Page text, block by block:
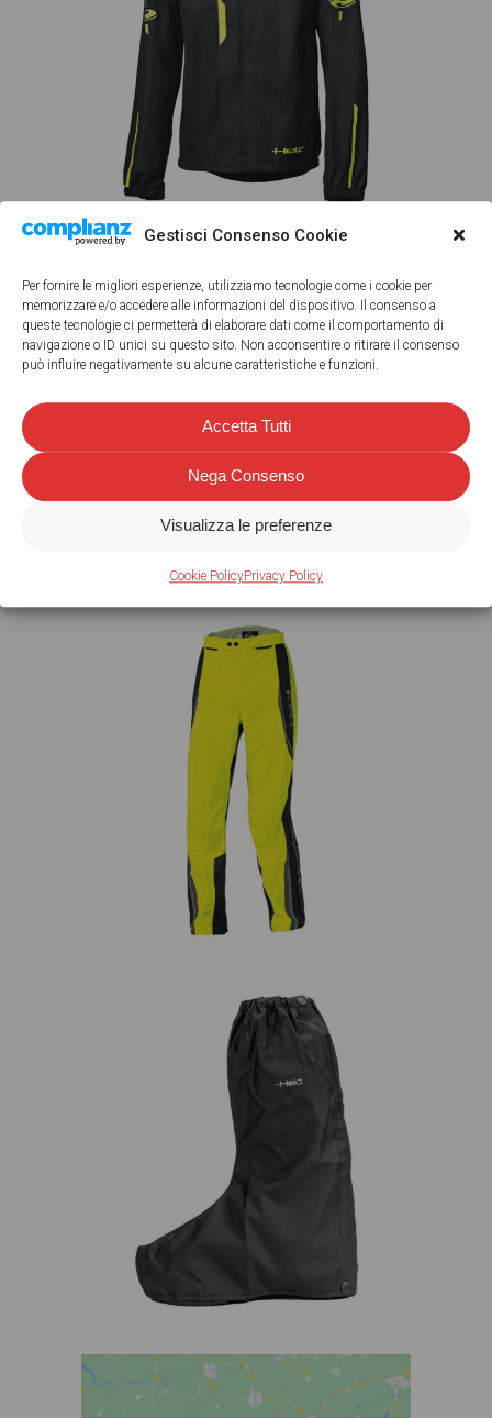
Gestisci Consenso Cookie
Per fornire le migliori esperienze, utilizziamo tecnologie come i cookie per
memorizzare e/o accedere alle informazioni del dispositivo. Il consenso a
queste tecnologie ci permetterà di elaborare dati come il comportamento di
navigazione o ID unici su questo sito. Non acconsentire o ritirare il consenso
può influire negativamente su alcune caratteristiche e funzioni.
Accetta Tutti
Nega Consenso
Visualizza le preferenze
Cookie PolicyPrivacy Policy